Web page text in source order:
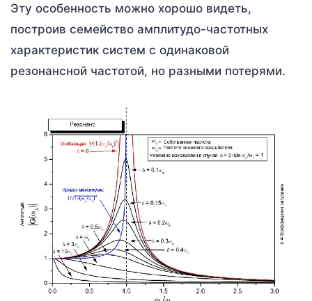
Эту особенность можно хорошо видеть,
построив семейство амплитудо-частотных
характеристик систем с одинаковой
резонансной частотой, но разными потерями.